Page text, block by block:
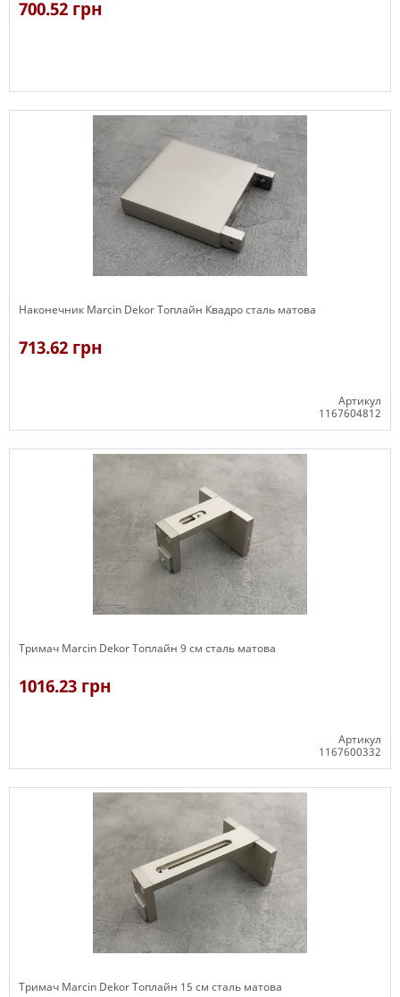
700.52 грн
Наконечник Marcin Dekor Топлайн Квадро сталь матова
713.62 грн
Артикул
1167604812
Тримач Marcin Dekor Топлайн 9 см сталь матова
1016.23 грн
Артикул
1167600332
Тримач Marcin Dekor Топлайн 15 см сталь матова